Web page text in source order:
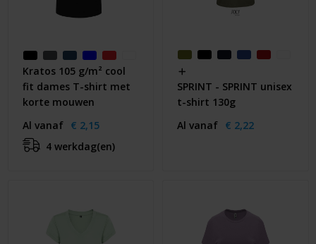
Kratos 105 g/m² cool
fit dames T-shirt met
korte mouwen
Al vanaf € 2,15
4 werkdag(en)
SPRINT - SPRINT unisex
t-shirt 130g
Al vanaf € 2,22